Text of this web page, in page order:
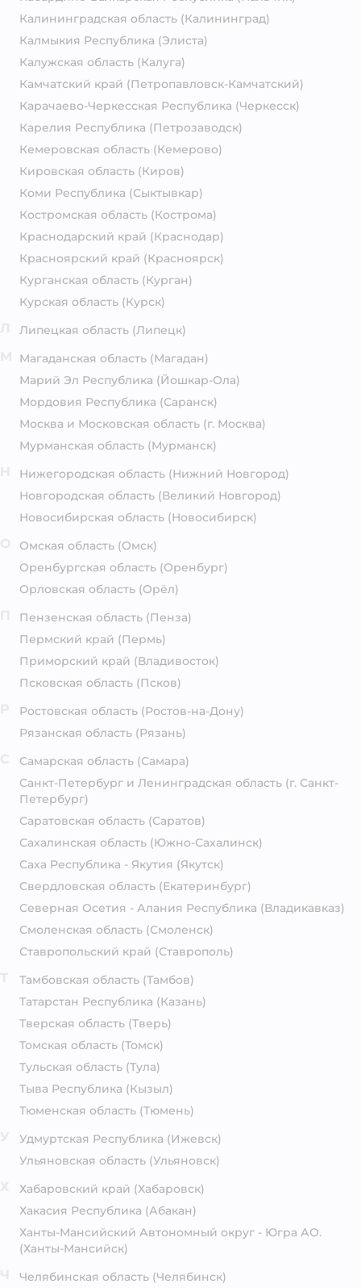
Калининградская область (Калининград)
Калмыкия Республика (Элиста)
Калужская область (Калуга)
Камчатский край (Петропавловск-Камчатский)
Карачаево-Черкесская Республика (Черкесск)
Карелия Республика (Петрозаводск)
Кемеровская область (Кемерово)
Кировская область (Киров)
Коми Республика (Сыктывкар)
Костромская область (Кострома)
Краснодарский край (Краснодар)
Красноярский край (Красноярск)
Курганская область (Курган)
Курская область (Курск)
Липецкая область (Липецк)
Магаданская область (Магадан)
Марий Эл Республика (Йошкар-Ола)
Мордовия Республика (Саранск)
Москва и Московская область (г. Москва)
Мурманская область (Мурманск)
Нижегородская область (Нижний Новгород)
Новгородская область (Великий Новгород)
Новосибирская область (Новосибирск)
Омская область (Омск)
Оренбургская область (Оренбург)
Орловская область (Орёл)
Пензенская область (Пенза)
Пермский край (Пермь)
Приморский край (Владивосток)
Псковская область (Псков)
Ростовская область (Ростов-на-Дону)
Рязанская область (Рязань)
Самарская область (Самара)
Санкт-Петербург и Ленинградская область (г. Санкт-
Петербург)
Саратовская область (Саратов)
Сахалинская область (Южно-Сахалинск)
Саха Республика - Якутия (Якутск)
Свердловская область (Екатеринбург)
Северная Осетия - Алания Республика (Владикавказ)
Смоленская область (Смоленск)
Ставропольский край (Ставрополь)
Тамбовская область (Тамбов)
Татарстан Республика (Казань)
Тверская область (Тверь)
Томская область (Томск)
Тульская область (Тула)
Тыва Республика (Кызыл)
Тюменская область (Тюмень)
Удмуртская Республика (Ижевск)
Ульяновская область (Ульяновск)
Хабаровский край (Хабаровск)
Хакасия Республика (Абакан)
Ханты-Мансийский Автономный округ - Югра АО.
(Ханты-Мансийск)
Челябинская область (Челябинск)